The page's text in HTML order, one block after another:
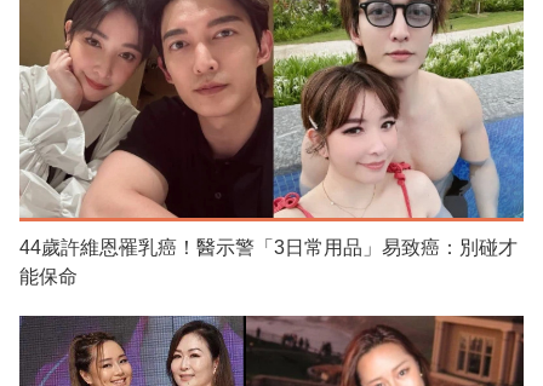
44歲許維恩罹乳癌！醫示警「3日常用品」易致癌：別碰才
能保命